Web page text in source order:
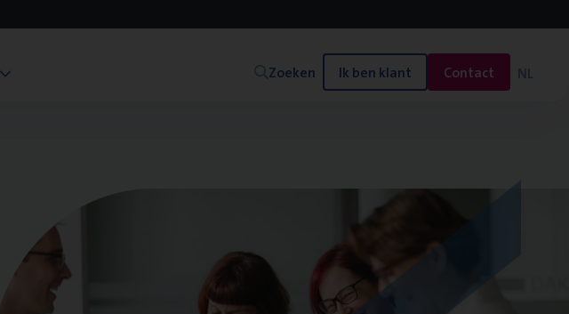
Zoeken Ik ben klant Contact NL